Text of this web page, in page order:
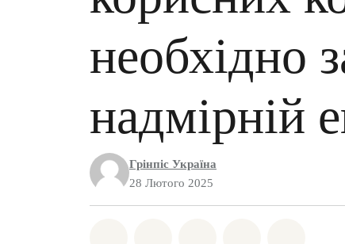
необхідно
надмірній
Грінпіс Україна
28 Лютого 2025